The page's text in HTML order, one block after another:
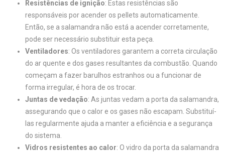
Resistências de ignição: Estas resistências são
responsáveis por acender os pellets automaticamente.
Então, se a salamandra não está a acender corretamente,
pode ser necessário substituir esta peça.
Ventiladores: Os ventiladores garantem a correta circulação
do ar quente e dos gases resultantes da combustão. Quando
começam a fazer barulhos estranhos ou a funcionar de
forma irregular, é hora de os trocar.
Juntas de vedação: As juntas vedam a porta da salamandra,
assegurando que o calor e os gases não escapam. Substituí-
las regularmente ajuda a manter a eficiência e a segurança
do sistema.
Vidros resistentes ao calor: O vidro da porta da salamandra